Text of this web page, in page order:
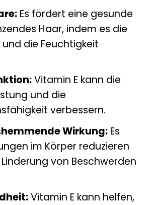
Es fördert eine gesunde
Haar, indem es die
die Feuchtigkeit
Vitamin E kann die
und die
verbessern.
Wirkung: Es
im Körper reduzieren
von Beschwerden
Vitamin E kann helfen,